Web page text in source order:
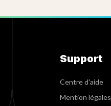
Support
Centre d'aide
Mention légales